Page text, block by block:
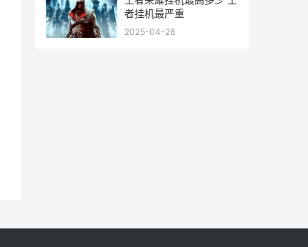
者挂机最严重
2025-04-28